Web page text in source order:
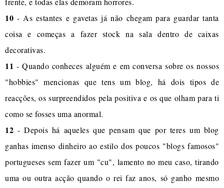
10 - As estantes e gavetas já não chegam para guardar tanta
coisa e começas a fazer stock na sala dentro de caixas
decorativas.
11 - Quando conheces alguém e em conversa sobre os nossos
"hobbies" mencionas que tens um blog, há dois tipos de
reacções, os surpreendidos pela positiva e os que olham para ti
como se fosses uma anormal.
12 - Depois há aqueles que pensam que por teres um blog
ganhas imenso dinheiro ao estilo dos poucos "blogs famosos"
portugueses sem fazer um "cu", lamento no meu caso, tirando
uma ou outra acção quando o rei faz anos, só ganho mesmo